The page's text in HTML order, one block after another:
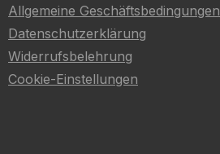
Allgemeine Geschäftsbedingungen
Datenschutzerklärung
Widerrufsbelehrung
Cookie-Einstellungen